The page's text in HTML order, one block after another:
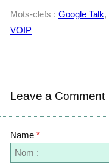
Mots-clefs : Google Talk,
VOIP
Leave a Comment
Name *